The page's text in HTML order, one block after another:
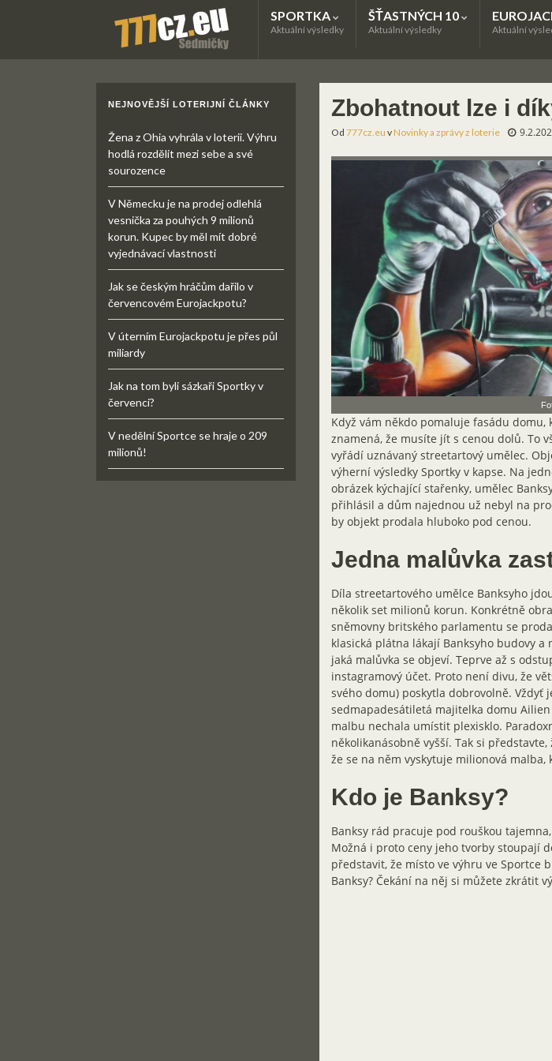
SPORTKA
Aktuální výsledky
ŠŤASTNÝCH 10
Aktuální výsledky Aktuální
Zbohatnout lze i
Od 777cz.eu vNovinky a zprávy z loterie
Když vám někdo pomaluje fasádu
znamená, že musíte jít s cenou dolů. To
vyřádí uznávaný streetartový umělec.
výherní výsledky Sportky v kapse. Na
obrázek kýchající stařenky, umělec
přihlásil a dům najednou už nebyl na
by objekt prodala hluboko pod cenou.
Jedna malůvka
Díla streetartového umělce Banksyho
několik set milionů korun. Konkrétně
sněmovny britského parlamentu se
klasická plátna lákají Banksyho budovy
jaká malůvka se objeví. Teprve až s
instagramový účet. Proto není divu, že
svého domu) poskytla dobrovolně. Vždyť
sedmapadesátiletá majitelka domu
malbu nechala umístit plexisklo.
několikanásobně vyšší. Tak si
že se na něm vyskytuje milionová
Kdo je Banksy?
Banksy rád pracuje pod rouškou
Možná i proto ceny jeho tvorby stoupají
představit, že místo ve výhru ve Sportce
Banksy? Čekání na něj si můžete zkrátit
NEJNOVĚJŠÍ LOTERIJNÍ ČLÁNKY
Žena z Ohia vyhrála v loterii. Výhru
hodlá rozdělit mezi sebe a své
sourozence
V Německu je na prodej odlehlá
vesnička za pouhých 9 milionů
korun. Kupec by měl mít dobré
vyjednávací vlastnosti
Jak se českým hráčům dařilo v
červencovém Eurojackpotu?
V úterním Eurojackpotu je přes půl
miliardy
Jak na tom byli sázkaři Sportky v
červenci?
V nedělní Sportce se hraje o 209
milionů!